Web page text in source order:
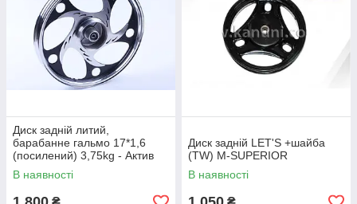
Диск задній литий,
барабанне гальмо 17*1,6
(посилений) 3,75kg - Актив
В наявності
Диск задній LET'S +шайба
(TW) M-SUPERIOR
В наявності